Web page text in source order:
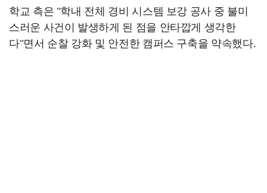
학교 측은 "학내 전체 경비 시스템 보강 공사 중 불미
스러운 사건이 발생하게 된 점을 안타깝게 생각한
다"면서 순찰 강화 및 안전한 캠퍼스 구축을 약속했다.